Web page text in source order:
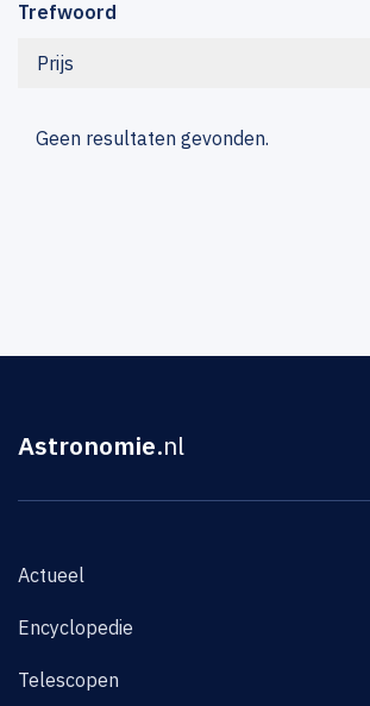
Trefwoord
Prijs
Geen resultaten gevonden.
Astronomie.nl
Actueel
Encyclopedie
Telescopen